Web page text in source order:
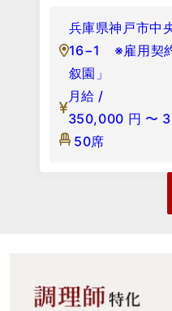
兵庫県神戸市中
16−1 ※雇用契
叙園」
月給 /
350,000 円 〜
50席